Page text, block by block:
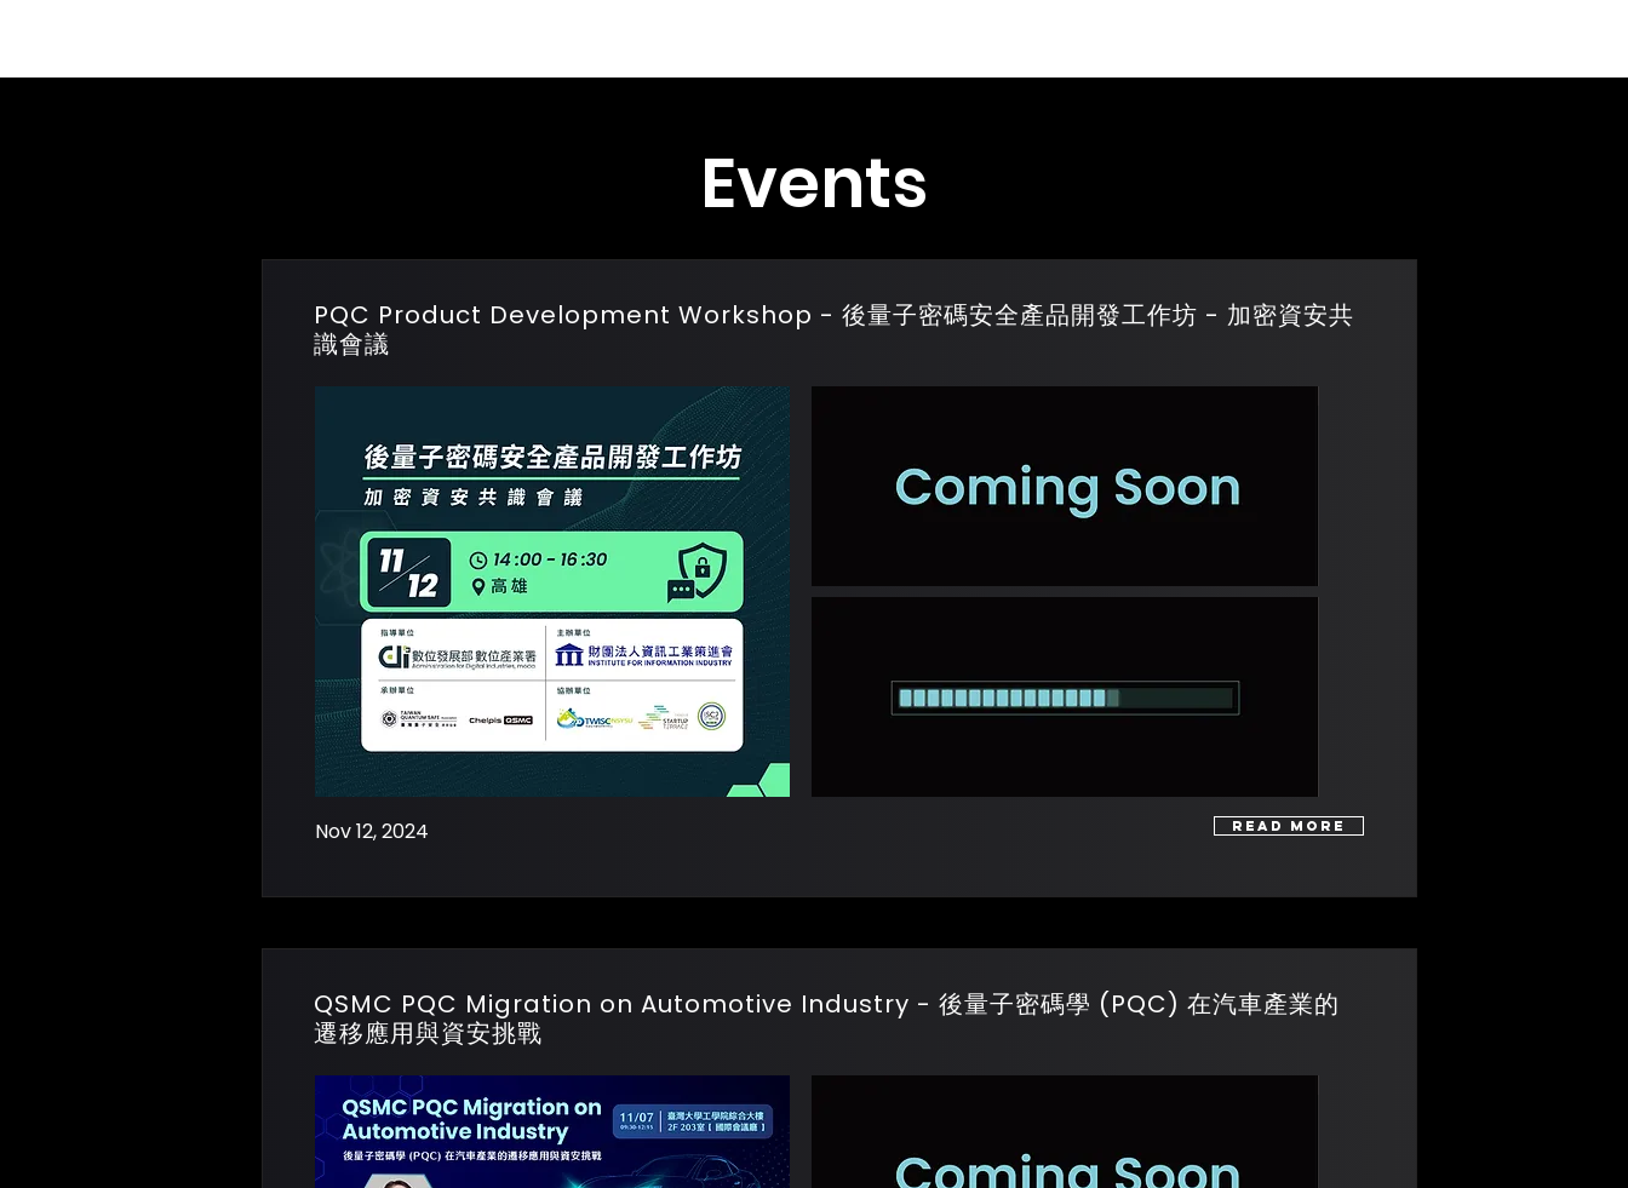
Events
PQC Product Development Workshop - 後量子密碼安全產品開發工作坊 - 加密資安共
識會議
Nov 12, 2024 Read More
QSMC PQC Migration on Automotive Industry - 後量子密碼學 (PQC) 在汽車產業的
遷移應用與資安挑戰